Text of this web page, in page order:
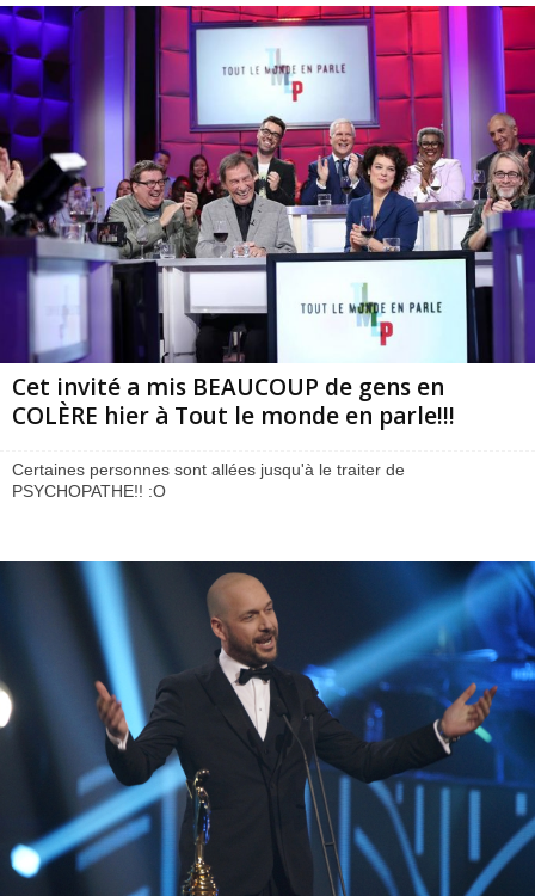
Cet invité a mis BEAUCOUP de gens en
COLÈRE hier à Tout le monde en parle!!!
Certaines personnes sont allées jusqu'à le traiter de
PSYCHOPATHE!! :O